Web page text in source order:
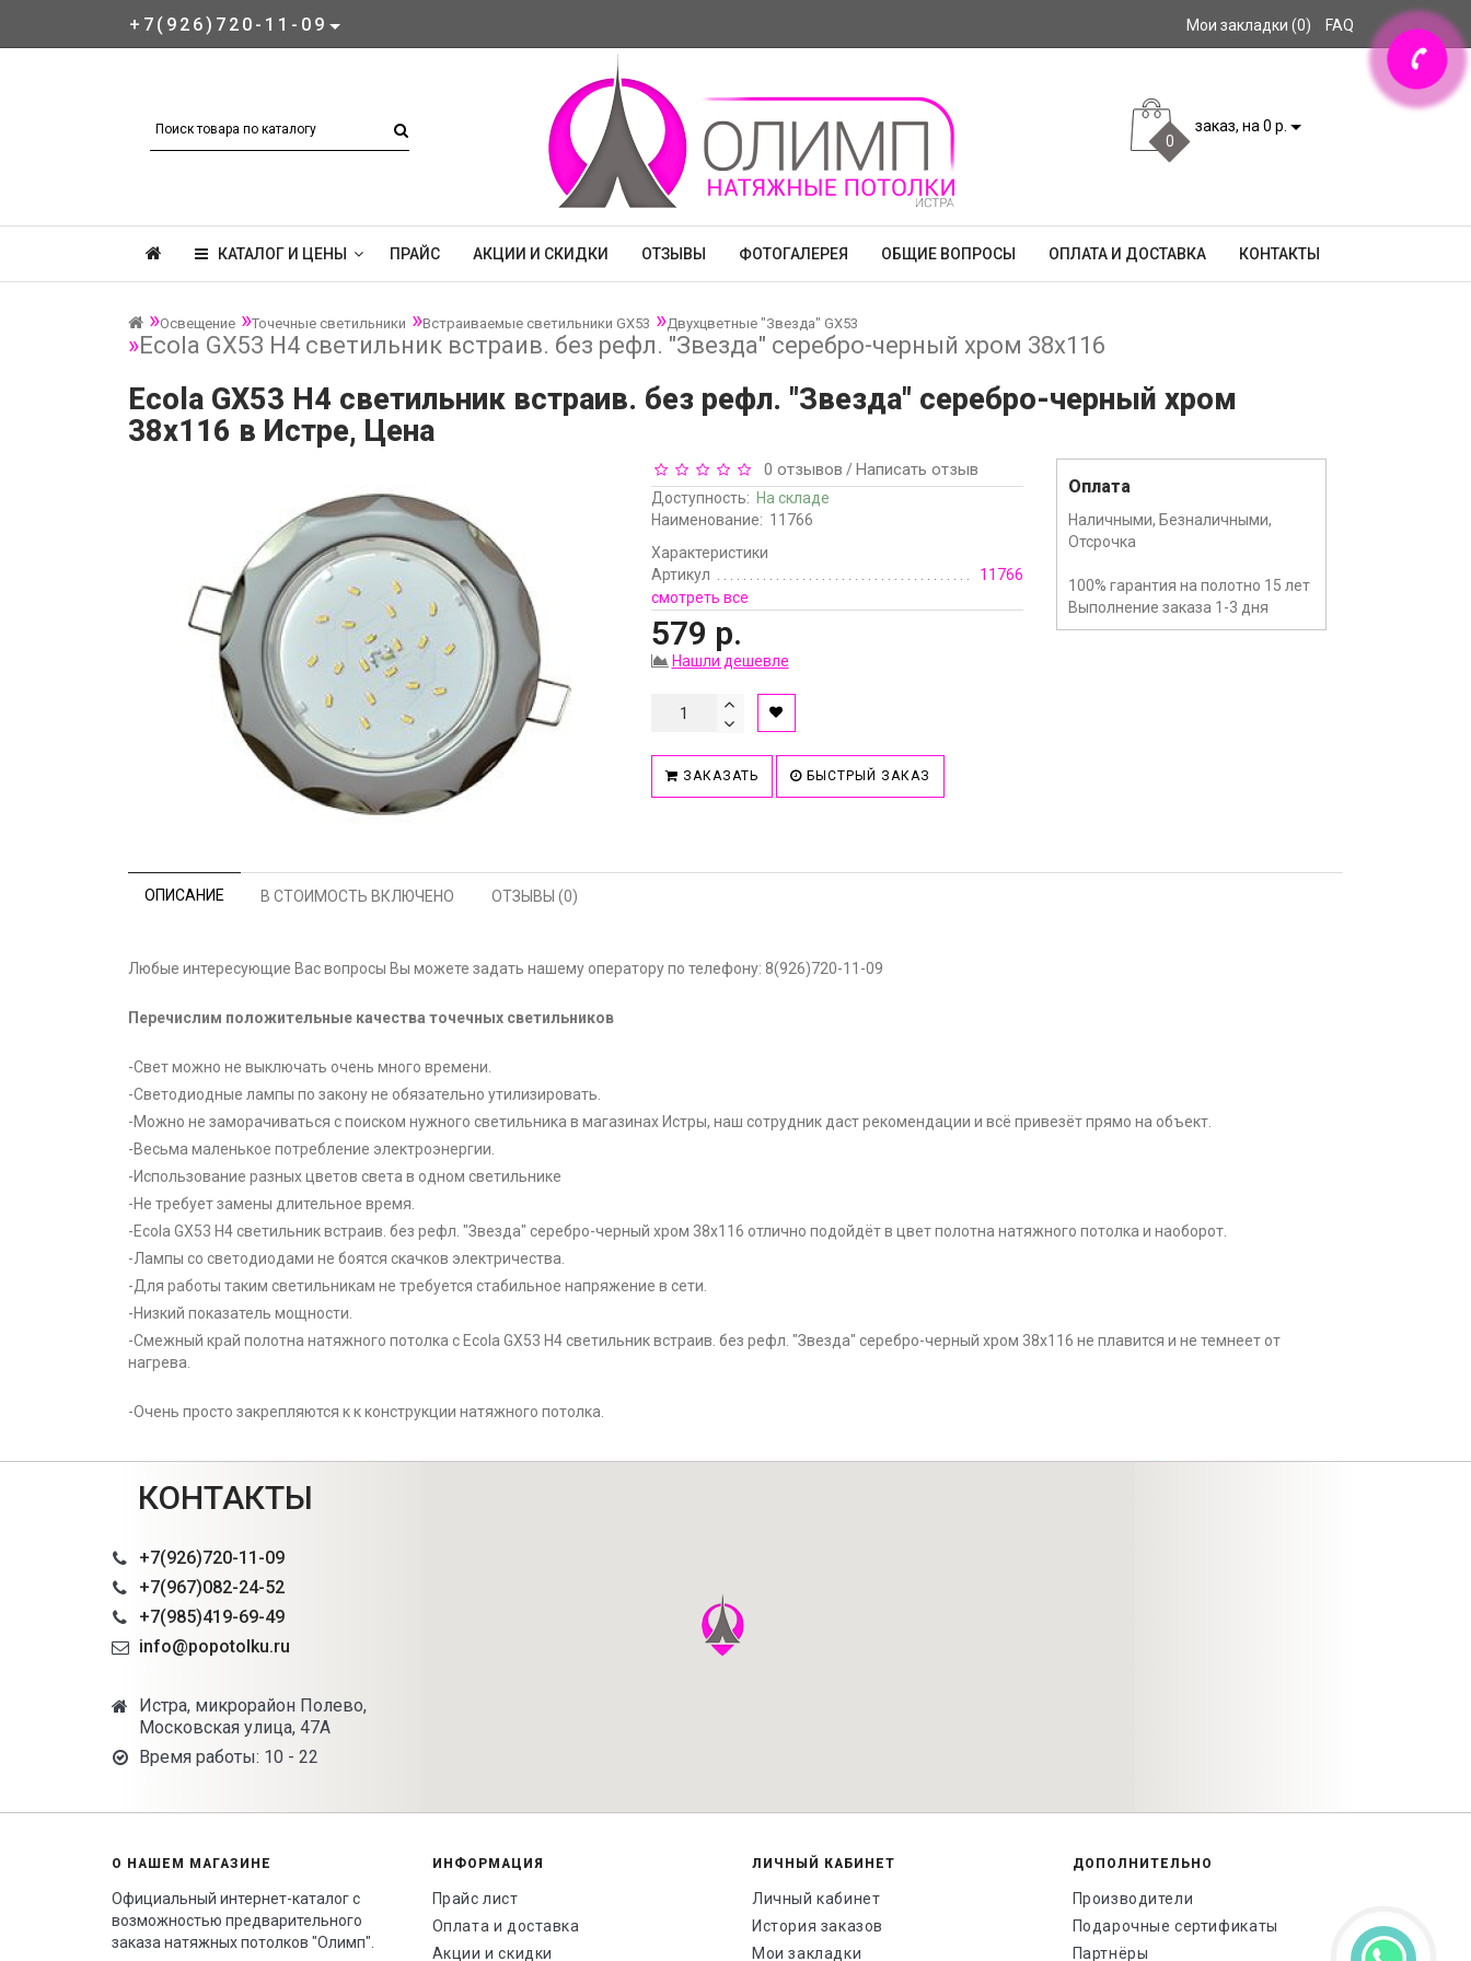
+7(926)720-11-09 Мои закладки (0) FAQ
0
заказ, на 0 р.
КАТАЛОГ И ЦЕНЫ ПРАЙС АКЦИИ И СКИДКИ ОТЗЫВЫ ФОТОГАЛЕРЕЯ ОБЩИЕ ВОПРОСЫ ОПЛАТА И ДОСТАВКА КОНТАКТЫ
Освещение Точечные светильники Встраиваемые светильники GX53 Двухцветные "Звезда" GX53
Ecola GX53 H4 светильник встраив. без рефл. "Звезда" серебро-черный хром 38x116
Ecola GX53 H4 светильник встраив. без рефл. "Звезда" серебро-черный хром
38x116 в Истре, Цена
0 отзывов / Написать отзыв
Доступность: На складе
Наименование: 11766
Характеристики
Артикул
11766
смотреть все
579 р.
Нашли дешевле
ЗАКАЗАТЬ БЫСТРЫЙ ЗАКАЗ
Оплата
Наличными, Безналичными,
Отсрочка
100% гарантия на полотно 15 лет
Выполнение заказа 1-3 дня
ОПИСАНИЕ В СТОИМОСТЬ ВКЛЮЧЕНО ОТЗЫВЫ (0)
Любые интересующие Вас вопросы Вы можете задать нашему оператору по телефону: 8(926)720-11-09
Перечислим положительные качества точечных светильников
-Свет можно не выключать очень много времени.
-Светодиодные лампы по закону не обязательно утилизировать.
-Можно не заморачиваться с поиском нужного светильника в магазинах Истры, наш сотрудник даст рекомендации и всё привезёт прямо на объект.
-Весьма маленькое потребление электроэнергии.
-Использование разных цветов света в одном светильнике
-Не требует замены длительное время.
-Ecola GX53 H4 светильник встраив. без рефл. "Звезда" серебро-черный хром 38x116 отлично подойдёт в цвет полотна натяжного потолка и наоборот.
-Лампы со светодиодами не боятся скачков электричества.
-Для работы таким светильникам не требуется стабильное напряжение в сети.
-Низкий показатель мощности.
-Смежный край полотна натяжного потолка с Ecola GX53 H4 светильник встраив. без рефл. "Звезда" серебро-черный хром 38x116 не плавится и не темнеет от
нагрева.
-Очень просто закрепляются к к конструкции натяжного потолка.
КОНТАКТЫ
+7(926)720-11-09
+7(967)082-24-52
+7(985)419-69-49
info@popotolku.ru
Истра, микрорайон Полево,
Московская улица, 47А
Время работы: 10 - 22
О НАШЕМ МАГАЗИНЕ
Официальный интернет-каталог с
возможностью предварительного
заказа натяжных потолков "Олимп".
ИНФОРМАЦИЯ
Прайс лист
Оплата и доставка
Акции и скидки
ЛИЧНЫЙ КАБИНЕТ
Личный кабинет
История заказов
Мои закладки
ДОПОЛНИТЕЛЬНО
Производители
Подарочные сертификаты
Партнёры